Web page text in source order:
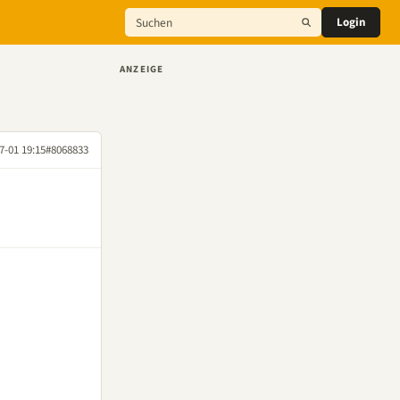
Login
01 19:15#8068833
ANZEIGE